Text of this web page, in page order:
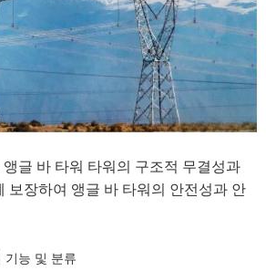
글 바 타워 타워의 구조적 무결성과
보장하여 앵글 바 타워의 안전성과 안
기능 및 분류